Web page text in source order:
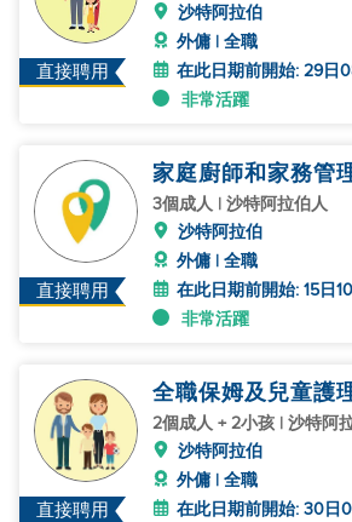
直接聘用
沙特阿拉伯
外傭 | 全職
在此日期前開始: 29日
非常活躍
直接聘用
家庭廚師和家務管
3個成人 | 沙特阿拉伯人
沙特阿拉伯
外傭 | 全職
在此日期前開始: 15日
非常活躍
直接聘用
全職保姆及兒童護
2個成人 + 2小孩 | 沙特阿
沙特阿拉伯
外傭 | 全職
在此日期前開始: 30日